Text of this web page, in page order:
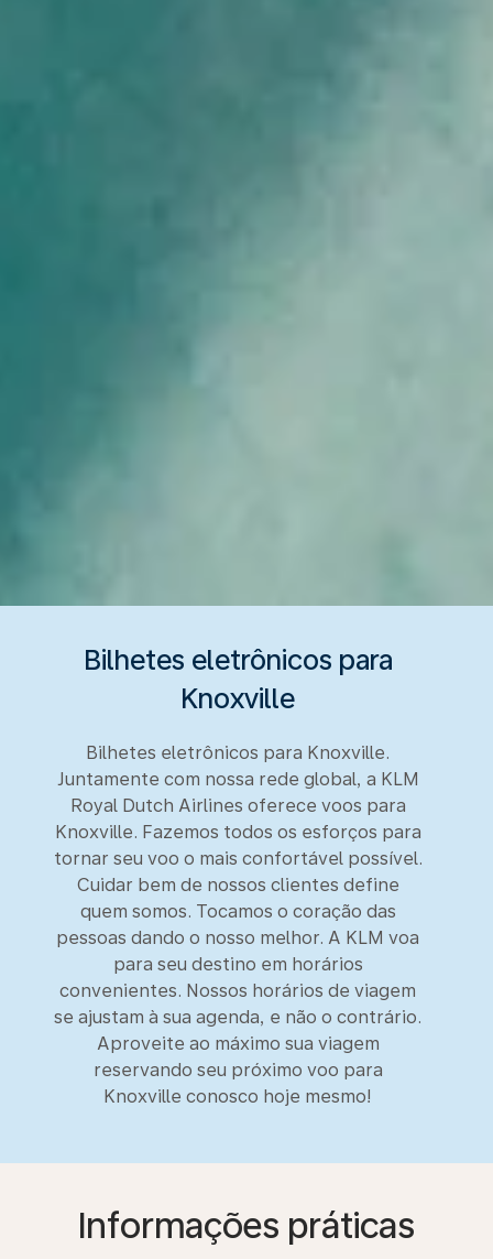
Bilhetes eletrônicos para
Knoxville
Bilhetes eletrônicos para Knoxville.
Juntamente com nossa rede global, a KLM
Royal Dutch Airlines oferece voos para
Knoxville. Fazemos todos os esforços para
tornar seu voo o mais confortável possível.
Cuidar bem de nossos clientes define
quem somos. Tocamos o coração das
pessoas dando o nosso melhor. A KLM voa
para seu destino em horários
convenientes. Nossos horários de viagem
se ajustam à sua agenda, e não o contrário.
Aproveite ao máximo sua viagem
reservando seu próximo voo para
Knoxville conosco hoje mesmo!
Informações práticas